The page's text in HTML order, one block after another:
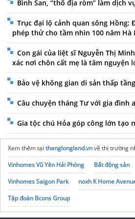
Bình San, “thổ địa ròm” làm dịch
Trục đại lộ cảnh quan sông
phép thử cho tầm nhìn 100 năm Hà
Con gái của liệt sĩ Nguyễn Thị
xác nơi chôn cất mẹ là tâm nguyện
Bảo vệ không gian di sản thấp
Câu chuyện tháng Tư với gia đình
Gia tộc chú Hỏa góp công lớn tạo
Xem thêm tại thanglongland.vnvề thị trường
Vinhomes Vũ Yên Hải Phòng
Bất động sản
Vinhomes Saigon Park
noxh K Home
Tập đoàn Bcons Group